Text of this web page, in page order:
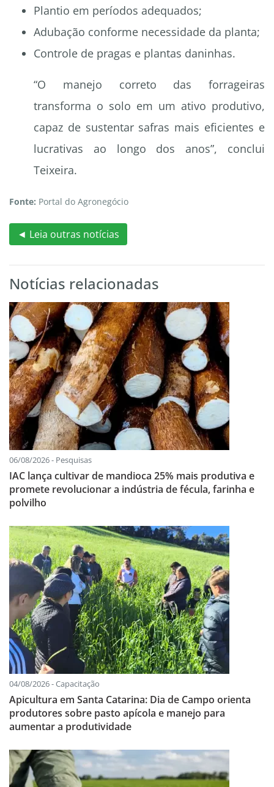
Plantio em períodos adequados;
Adubação conforme necessidade da planta;
Controle de pragas e plantas daninhas.
“O manejo correto das forrageiras
transforma o solo em um ativo produtivo,
capaz de sustentar safras mais eficientes e
lucrativas ao longo dos anos”, conclui
Teixeira.
Fonte: Portal do Agronegócio
◄ Leia outras notícias
Notícias relacionadas
06/08/2026 - Pesquisas
IAC lança cultivar de mandioca 25% mais produtiva e
promete revolucionar a indústria de fécula, farinha e
polvilho
04/08/2026 - Capacitação
Apicultura em Santa Catarina: Dia de Campo orienta
produtores sobre pasto apícola e manejo para
aumentar a produtividade